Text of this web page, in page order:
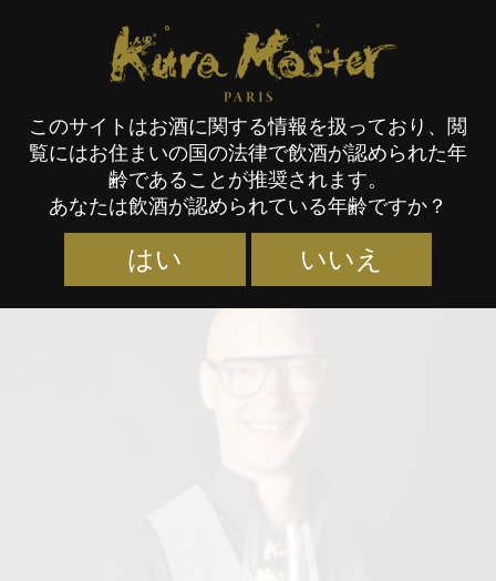
審査員
Kura Master Paris
このサイトはお酒に関する情報を扱っており、閲
覧にはお住まいの国の法律で飲酒が認められた年
齢であることが推奨されます。
あなたは飲酒が認められている年齢ですか？
はい いいえ